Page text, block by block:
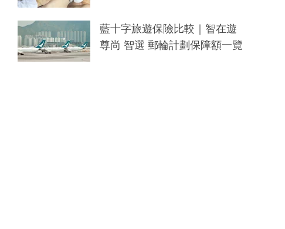
藍十字旅遊保險比較｜智在遊
尊尚 智選 郵輪計劃保障額一覽